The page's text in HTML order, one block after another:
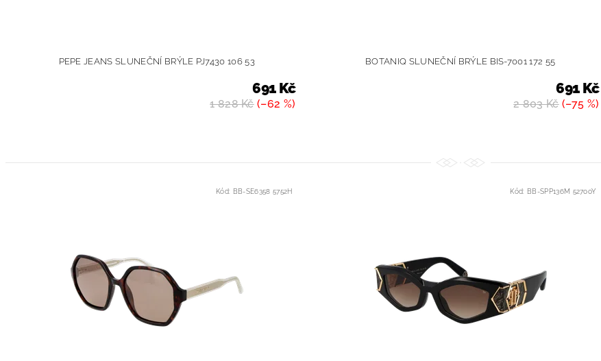
PEPE JEANS SLUNEČNÍ BRÝLE PJ7430 106 53
1 828 Kč(–62 %)
691 Kč
BOTANIQ SLUNEČNÍ BRÝLE BIS-7001 172 55
2 803 Kč(–75 %)
691 Kč
Kód: BB-SE6358 5752H Kód: BB-SPP136M 52700Y